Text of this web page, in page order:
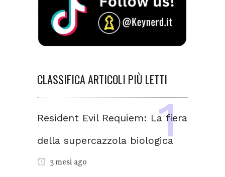
CLASSIFICA ARTICOLI PIÙ LETTI
Resident Evil Requiem: La fiera
della supercazzola biologica
3 mesi ago